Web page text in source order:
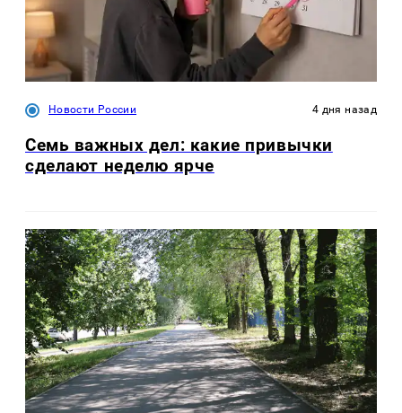
Новости России 4 дня назад
Семь важных дел: какие привычки
сделают неделю ярче